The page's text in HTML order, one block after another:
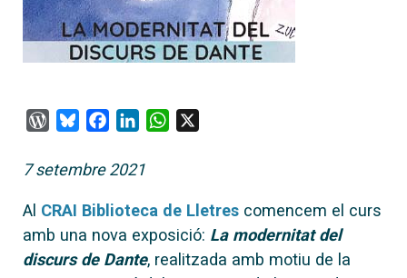
WordPress
BlueskyFacebook
LinkedInWhatsApp
7 setembre 2021
Al CRAI Biblioteca de Lletres comencem el curs
amb una nova exposició: La modernitat del
discurs de Dante, realitzada amb motiu de la